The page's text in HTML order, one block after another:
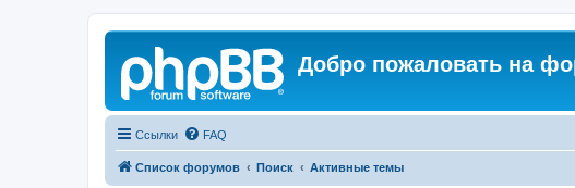
Добро пожаловать на
Ссылки FAQ
Список форумов Поиск Активные темы